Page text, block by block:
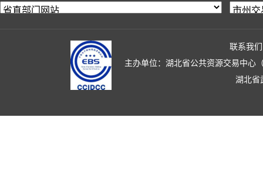
联系我们
主办单位：湖北省公共资源交易中心
湖北省